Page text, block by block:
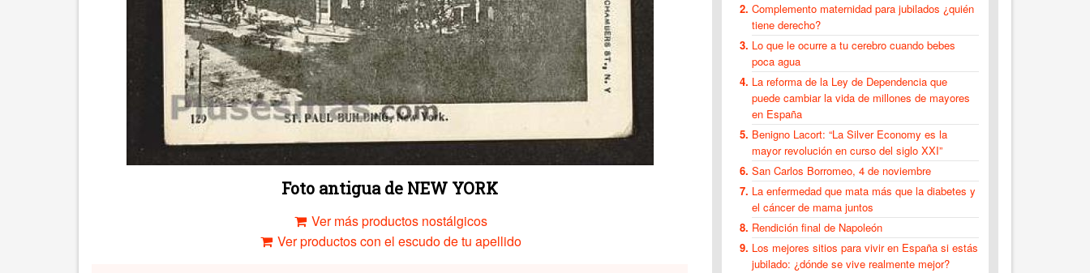
Foto antigua de NEW YORK
Ver más productos nostálgicos
Ver productos con el escudo de tu apellido
Complemento maternidad para jubilados ¿quién
tiene derecho?
Lo que le ocurre a tu cerebro cuando bebes
poca agua
La reforma de la Ley de Dependencia que
puede cambiar la vida de millones de mayores
en España
Benigno Lacort: “La Silver Economy es la
mayor revolución en curso del siglo XXI”
San Carlos Borromeo, 4 de noviembre
La enfermedad que mata más que la diabetes y
el cáncer de mama juntos
Rendición final de Napoleón
Los mejores sitios para vivir en España si estás
jubilado: ¿dónde se vive realmente mejor?